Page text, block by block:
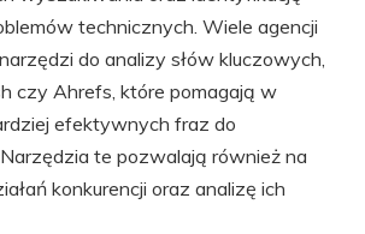
technicznych. Wiele agencji
do analizy słów kluczowych,
czy Ahrefs, które pomagają w
efektywnych fraz do
te pozwalają również na
konkurencji oraz analizę ich